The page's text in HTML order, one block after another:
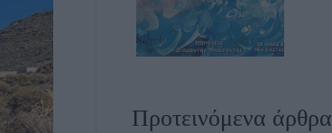
Προτεινόμενα άρθρα